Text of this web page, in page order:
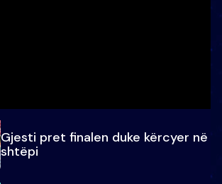
Gjesti pret finalen duke kërcyer në
shtëpi